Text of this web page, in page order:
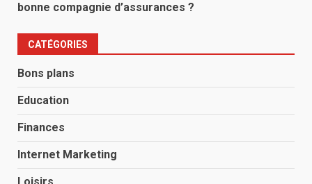
bonne compagnie d’assurances ?
CATÉGORIES
Bons plans
Education
Finances
Internet Marketing